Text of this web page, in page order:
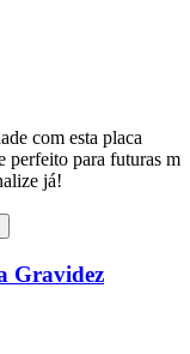
Gravidez